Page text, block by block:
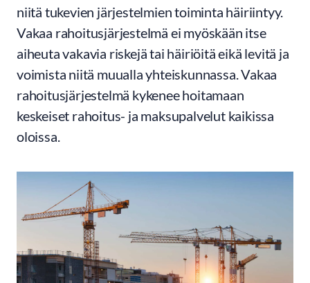
niitä tukevien järjestelmien toiminta häiriintyy.
Vakaa rahoitusjärjestelmä ei myöskään itse
aiheuta vakavia riskejä tai häiriöitä eikä levitä ja
voimista niitä muualla yhteiskunnassa. Vakaa
rahoitusjärjestelmä kykenee hoitamaan
keskeiset rahoitus- ja maksupalvelut kaikissa
oloissa.